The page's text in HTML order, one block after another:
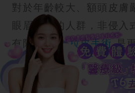
對於年齡較大、額頭皮膚
眼眉下垂的人群，非侵入
有限，此時 拉皮手術 是
• 原理： 透過內視鏡技